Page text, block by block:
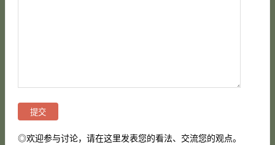
◎欢迎参与讨论，请在这里发表您的看法、交流您的观点。